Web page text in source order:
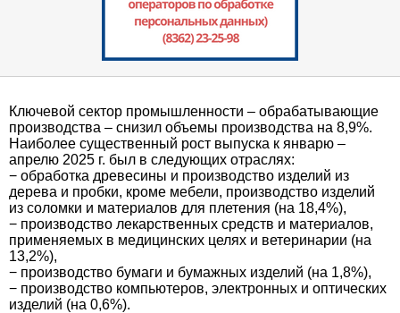
Ключевой сектор промышленности – обрабатывающие
производства – снизил объемы производства на 8,9%.
Наиболее существенный рост выпуска к январю –
апрелю 2025 г. был в следующих отраслях:
− обработка древесины и производство изделий из
дерева и пробки, кроме мебели, производство изделий
из соломки и материалов для плетения (на 18,4%),
− производство лекарственных средств и материалов,
применяемых в медицинских целях и ветеринарии (на
13,2%),
− производство бумаги и бумажных изделий (на 1,8%),
− производство компьютеров, электронных и оптических
изделий (на 0,6%).